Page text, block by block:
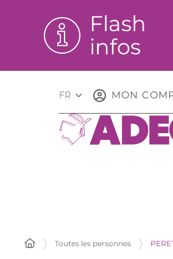
Flash
infos
FR MON
Toutes les personnes